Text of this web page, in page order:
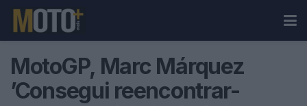
MotoGP, Marc Márquez
’Consegui reencontrar-